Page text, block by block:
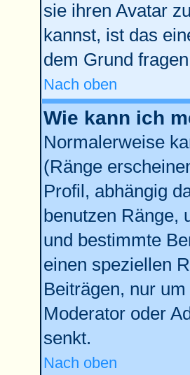
sie ihren Avatar
kannst, ist das
dem Grund
Nach oben
Wie kann ich
Normalerweise
(Ränge
Profil, abhängig
benutzen Ränge,
und bestimmte
einen speziellen
Beiträgen, nur
Moderator oder
senkt.
Nach oben